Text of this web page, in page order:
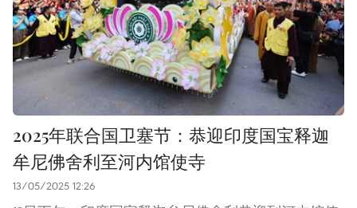
2025年联合国卫塞节：恭迎印度国宝释迦
牟尼佛舍利至河内馆使寺
13/05/2025 12:26